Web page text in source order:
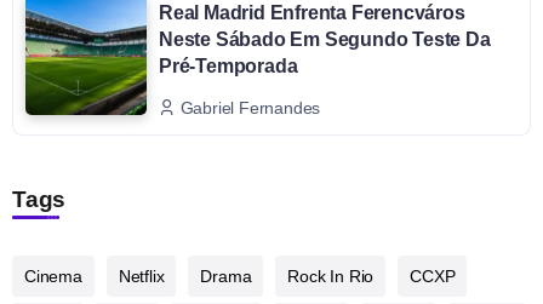
Real Madrid Enfrenta Ferencváros
Neste Sábado Em Segundo Teste Da
Pré-Temporada
Gabriel Fernandes
Tags
Cinema Netflix Drama Rock In Rio CCXP